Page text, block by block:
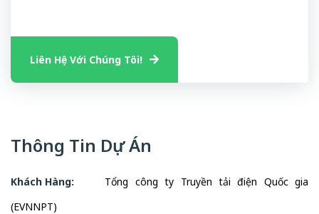
Liên Hệ Với Chúng Tôi!
Thông Tin Dự Án
Khách Hàng:
Tổng công ty Truyền tải điện Quốc gia
(EVNNPT)